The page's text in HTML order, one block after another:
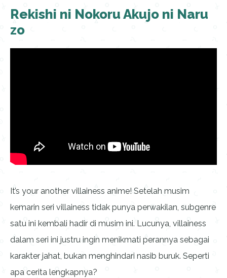
Rekishi ni Nokoru Akujo ni Naru
zo
It’s your another villainess anime! Setelah musim
kemarin seri villainess tidak punya perwakilan, subgenre
satu ini kembali hadir di musim ini. Lucunya, villainess
dalam seri ini justru ingin menikmati perannya sebagai
karakter jahat, bukan menghindari nasib buruk. Seperti
apa cerita lengkapnya?